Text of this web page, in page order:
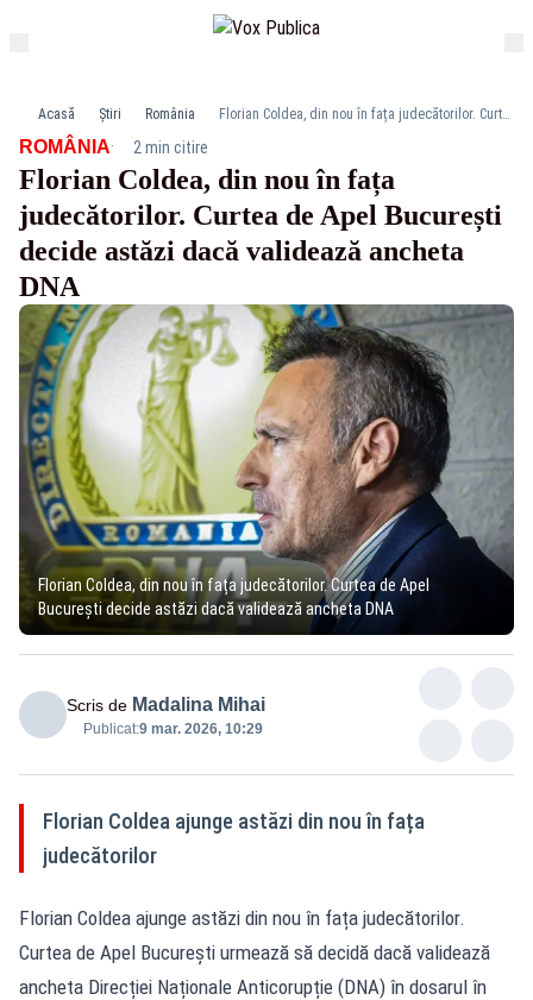
Acasă Știri România Florian Coldea, din nou în fața judecătorilor. Curtea de Apel București decide astăzi dacă validează ancheta DNA
ROMÂNIA· 2 min citire
Florian Coldea, din nou în fața
judecătorilor. Curtea de Apel București
decide astăzi dacă validează ancheta
DNA
Florian Coldea, din nou în fața judecătorilor. Curtea de Apel
București decide astăzi dacă validează ancheta DNA
Scris de Madalina Mihai
Publicat:9 mar. 2026, 10:29
Florian Coldea ajunge astăzi din nou în fața
judecătorilor
Florian Coldea ajunge astăzi din nou în fața judecătorilor.
Curtea de Apel București urmează să decidă dacă validează
ancheta Direcției Naționale Anticorupție (DNA) în dosarul în